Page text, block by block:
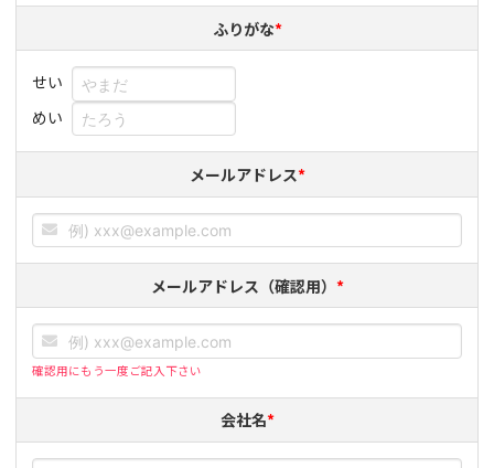
ふりがな*
せい
めい
メールアドレス*
メールアドレス（確認用） *
確認用にもう一度ご記入下さい
会社名*